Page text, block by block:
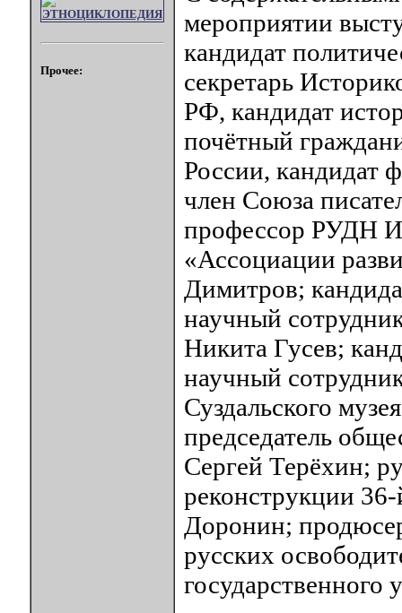
Прочее:
мероприятии
кандидат
секретарь
РФ, кандидат
почётный
России, кандидат
член Союза
профессор РУДН
«Ассоциации
Димитров;
научный
Никита Гусев;
научный
Суздальского
председатель
Сергей Терёхин;
реконструкции
Доронин;
русских
государственного